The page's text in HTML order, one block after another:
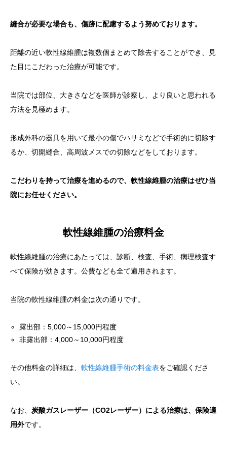
縫合が必要な場合も、傷跡に配慮するよう努めております。
距離の近い軟性線維腫は複数個まとめて除去することができ、見
た目にこだわった治療が可能です。
当院では部位、大きさなどを医師が診察し、より良いと思われる
方法を見極めます。
形成外科の器具を用いて最小の傷でハサミなどで手術的に切除す
るか、切開縫合、高周波メスでの切除などをしております。
こだわりを持って治療を進めるので、軟性線維腫の治療はぜひ当
院にお任せください。
軟性線維腫の治療料金
軟性線維腫の治療にあたっては、診断、検査、手術、病理検査す
べて保険が効きます。公費なども全て適用されます。
当院の軟性線維腫の料金は次の通りです。
露出部：5,000～15,000円程度
非露出部：4,000～10,000円程度
その他料金の詳細は、 軟性線維腫手術の料金表をご確認くださ
い。
なお、 炭酸ガスレーザー（CO2レーザー）による治療は、保険適
用外です。